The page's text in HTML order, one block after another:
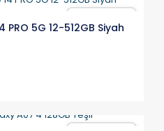
5G 12-512GB Siyah